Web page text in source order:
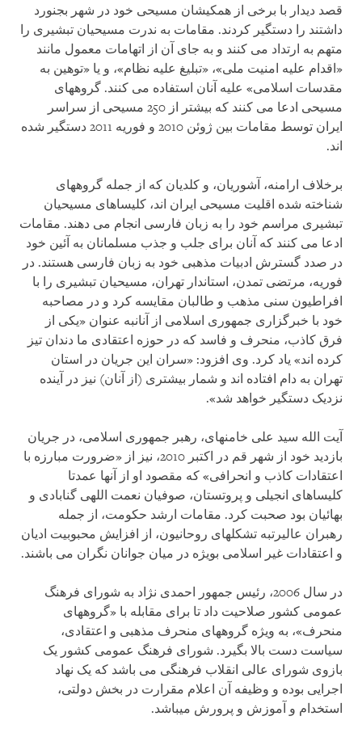
قصد دیدار با برخی از هم‏کیشان مسیحی خود در شهر بجنورد
داشتند را دستگیر کردند. مقامات به ندرت مسیحیان تبشیری را
متهم به ارتداد می کنند و به جای آن از اتهامات معمول مانند
«اقدام علیه امنیت ملی»، «تبلیغ علیه نظام»، و یا «توهین به
مقدسات اسلامی» علیه آنان استفاده می کنند. گروه‏های
مسیحی ادعا می کنند که بیشتر از 250 مسیحی از سراسر
ایران توسط مقامات بین ژوئن 2010 و فوریه 2011 دستگیر شده
اند.
برخلاف ارامنه، آشوریان، و کلدیان که از جمله گروه‏های
شناخته شده اقلیت مسیحی ایران اند، کلیساهای مسیحیان
تبشیری مراسم خود را به زبان فارسی انجام می دهند. مقامات
ادعا می کنند که آنان برای جلب و جذب مسلمانان به آئین خود
در صدد گسترش ادبیات مذهبی خود به زبان فارسی هستند. در
فوریه، مرتضی تمدن، استاندار تهران، مسیحیان تبشیری را با
افراطیون سنی مذهب و طالبان مقایسه کرد و در مصاحبه
خود با خبرگزاری جمهوری اسلامی از آنانبه عنوان «یکی از
فرق کاذب، منحرف و فاسد که در حوزه اعتقادی ما دندان تیز
کرده اند» یاد کرد. وی افزود: «سران این جریان در استان
تهران به دام افتاده اند و شمار بیشتری (از آنان) نیز در آینده
نزدیک دستگیر خواهد شد».
آیت الله سید علی خامنه‏ای، رهبر جمهوری اسلامی، در جریان
بازدید خود از شهر قم در اکتبر 2010، نیز از «ضرورت مبارزه با
اعتقادات کاذب و انحرافی» که مقصود او از آنها عمدتا
کلیساهای انجیلی و پروتستان، صوفیان نعمت اللهی گنابادی و
بهائیان بود صحبت کرد. مقامات ارشد حکومت، از جمله
رهبران عالیرتبه تشکل‏های روحانیون، از افزایش محبوبیت ادیان
و اعتقادات غیر اسلامی بویژه در میان جوانان نگران می باشند.
در سال 2006، رئیس جمهور احمدی نژاد به شورای فرهنگ
عمومی کشور صلاحیت داد تا برای مقابله با «گروه‏های
منحرف»، به ویژه گروه‏های منحرف مذهبی و اعتقادی،
سیاست‏ دست بالا بگیرد. شورای فرهنگ عمومی کشور یک
بازوی شورای عالی انقلاب فرهنگی می باشد که یک نهاد
اجرایی بوده و وظیفه آن اعلام مقرارت در بخش دولتی،
استخدام و آموزش و پرورش می‏باشد.